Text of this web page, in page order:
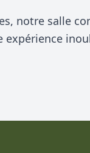
notre salle
expérience